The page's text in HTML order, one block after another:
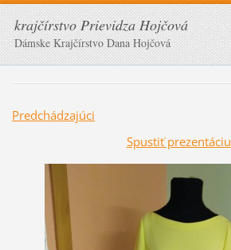
krajčírstvo Prievidza Hojčová
Dámske Krajčírstvo Dana Hojčová
Predchádzajúci
Spustiť prezentáciu